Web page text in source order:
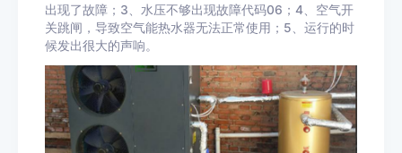
出现了故障；3、水压不够出现故障代码06；4、空气开
关跳闸，导致空气能热水器无法正常使用；5、运行的时
候发出很大的声响。